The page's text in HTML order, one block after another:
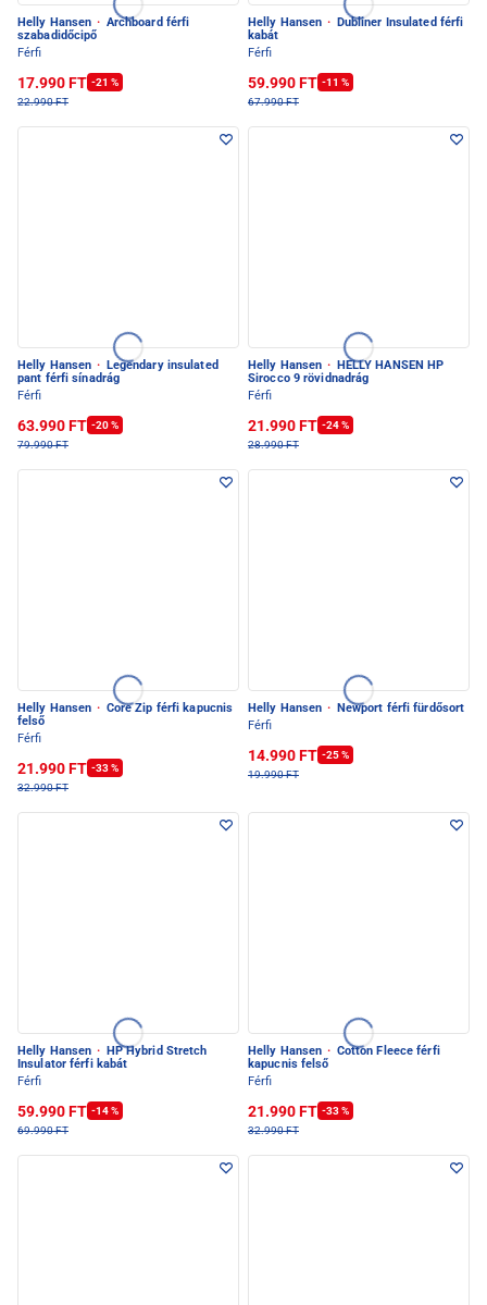
Helly Hansen · Archboard férfi
szabadidőcipő
Férfi
17.990 FT -21 %
22.990 FT
Helly Hansen ·
Dubliner Insulated férfi
kabát
Férfi
59.990 FT -11 %
67.990 FT
Helly Hansen ·
Legendary insulated
pant férfi sínadrág
Férfi
63.990 FT -20 %
79.990 FT
Helly Hansen ·
HELLY HANSEN HP
Sirocco 9 rövidnadrág
Férfi
21.990 FT -24 %
28.990 FT
Helly Hansen · Core Zip férfi kapucnis
felső
Férfi
21.990 FT -33 %
32.990 FT
Helly Hansen ·
Newport férfi fürdősort
Férfi
14.990 FT -25 %
19.990 FT
Helly Hansen ·
HP Hybrid Stretch
Insulator férfi kabát
Férfi
59.990 FT -14 %
69.990 FT
Helly Hansen · Cotton Fleece férfi
kapucnis felső
Férfi
21.990 FT -33 %
32.990 FT